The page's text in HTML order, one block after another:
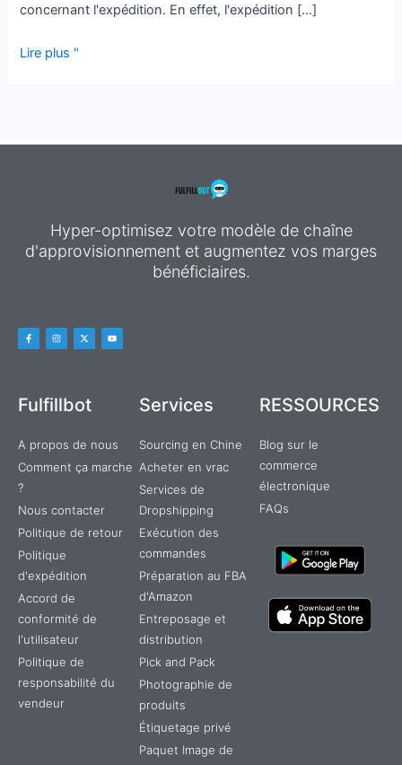
concernant l'expédition. En effet, l'expédition [...]
Lire plus "
Hyper-optimisez votre modèle de chaîne
d'approvisionnement et augmentez vos marges
bénéficiaires.
Fulfillbot
A propos de nous
Comment ça marche
?
Nous contacter
Politique de retour
Politique
d'expédition
Accord de
conformité de
l'utilisateur
Politique de
responsabilité du
vendeur
Services
Sourcing en Chine
Acheter en vrac
Services de
Dropshipping
Exécution des
commandes
Préparation au FBA
d'Amazon
Entreposage et
distribution
Pick and Pack
Photographie de
produits
Étiquetage privé
Paquet Image de
RESSOURCES
Blog sur le
commerce
électronique
FAQs